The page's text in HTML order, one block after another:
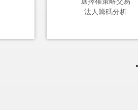
法人籌碼分析